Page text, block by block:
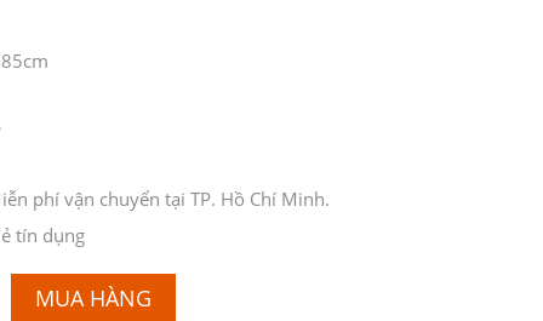
phí vận chuyển tại TP. Hồ Chí Minh.
tín dụng
MUA HÀNG